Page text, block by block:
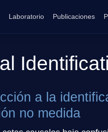
Laboratorio Publicaciones
a la
no medida